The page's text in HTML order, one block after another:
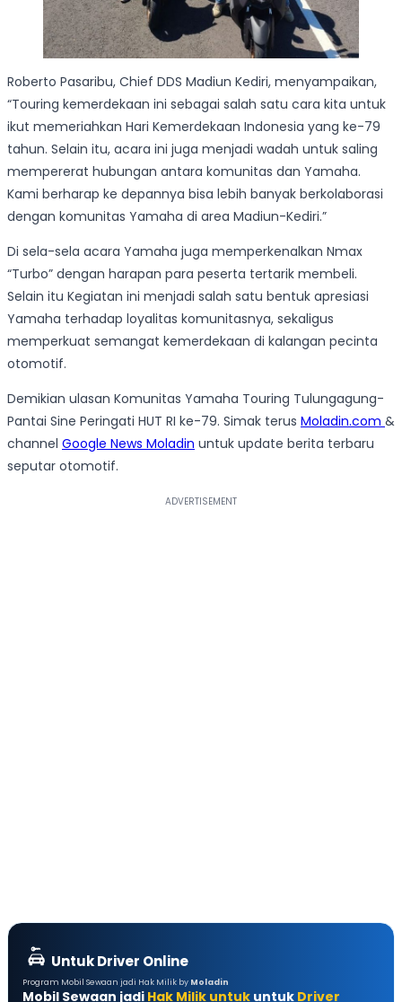
Roberto Pasaribu, Chief DDS Madiun Kediri, menyampaikan,
“Touring kemerdekaan ini sebagai salah satu cara kita untuk
ikut memeriahkan Hari Kemerdekaan Indonesia yang ke-79
tahun. Selain itu, acara ini juga menjadi wadah untuk saling
mempererat hubungan antara komunitas dan Yamaha.
Kami berharap ke depannya bisa lebih banyak berkolaborasi
dengan komunitas Yamaha di area Madiun-Kediri.”
Di sela-sela acara Yamaha juga memperkenalkan Nmax
“Turbo” dengan harapan para peserta tertarik membeli.
Selain itu Kegiatan ini menjadi salah satu bentuk apresiasi
Yamaha terhadap loyalitas komunitasnya, sekaligus
memperkuat semangat kemerdekaan di kalangan pecinta
otomotif.
Demikian ulasan Komunitas Yamaha Touring Tulungagung-
Pantai Sine Peringati HUT RI ke-79. Simak terus Moladin.com &
channel Google News Moladin untuk update berita terbaru
seputar otomotif.
Untuk Driver Online
Program Mobil Sewaan jadi Hak Milik by Moladin
Mobil Sewaan jadi Hak Milik untuk untuk Driver